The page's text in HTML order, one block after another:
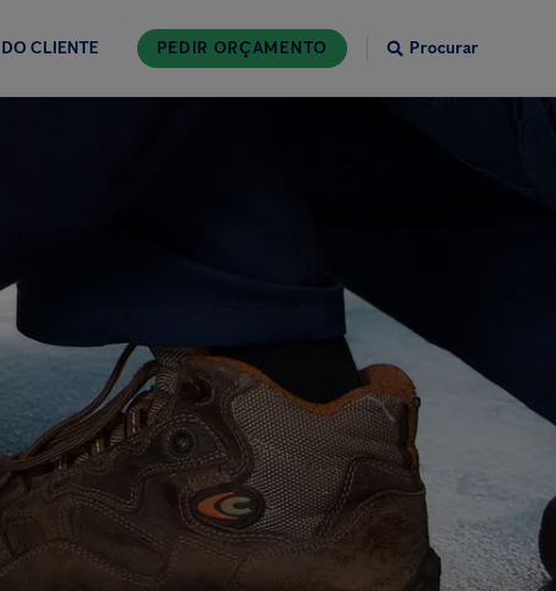
CLIENTE PEDIR ORÇAMENTO Procurar